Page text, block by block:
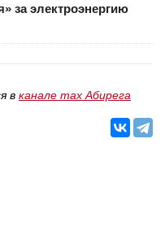
за электроэнергию
в канале max Абирега